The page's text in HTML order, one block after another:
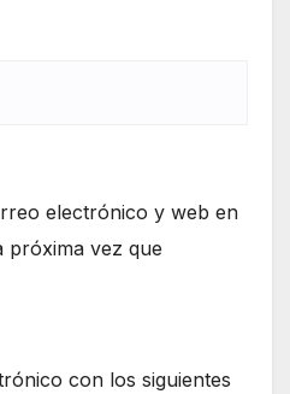
electrónico y web en
próxima vez que
con los siguientes